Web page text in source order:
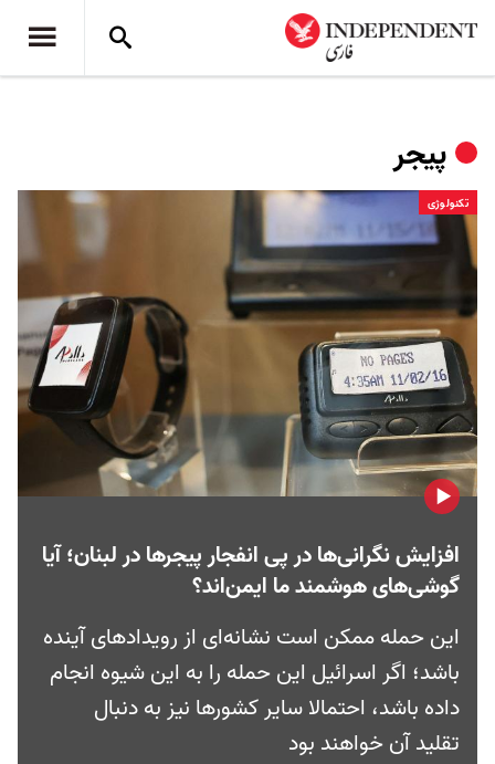
پیجر
تکنولوژی
افزایش نگرانی‌‌ها در پی انفجار پیجرها در لبنان؛ آیا
گوشی‌های هوشمند ما ایمن‌اند؟
این حمله ممکن است نشانه‌ای از رویدادهای آینده
باشد؛ اگر اسرائیل این حمله را به این شیوه انجام
داده باشد، احتمالا سایر کشورها نیز به دنبال
تقلید آن خواهند بود